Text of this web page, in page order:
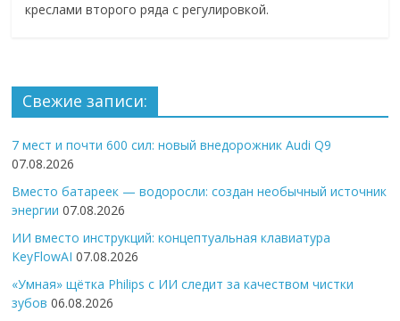
креслами второго ряда с регулировкой.
Свежие записи:
7 мест и почти 600 сил: новый внедорожник Audi Q9
07.08.2026
Вместо батареек — водоросли: создан необычный источник
энергии 07.08.2026
ИИ вместо инструкций: концептуальная клавиатура
KeyFlowAI 07.08.2026
«Умная» щётка Philips с ИИ следит за качеством чистки
зубов 06.08.2026